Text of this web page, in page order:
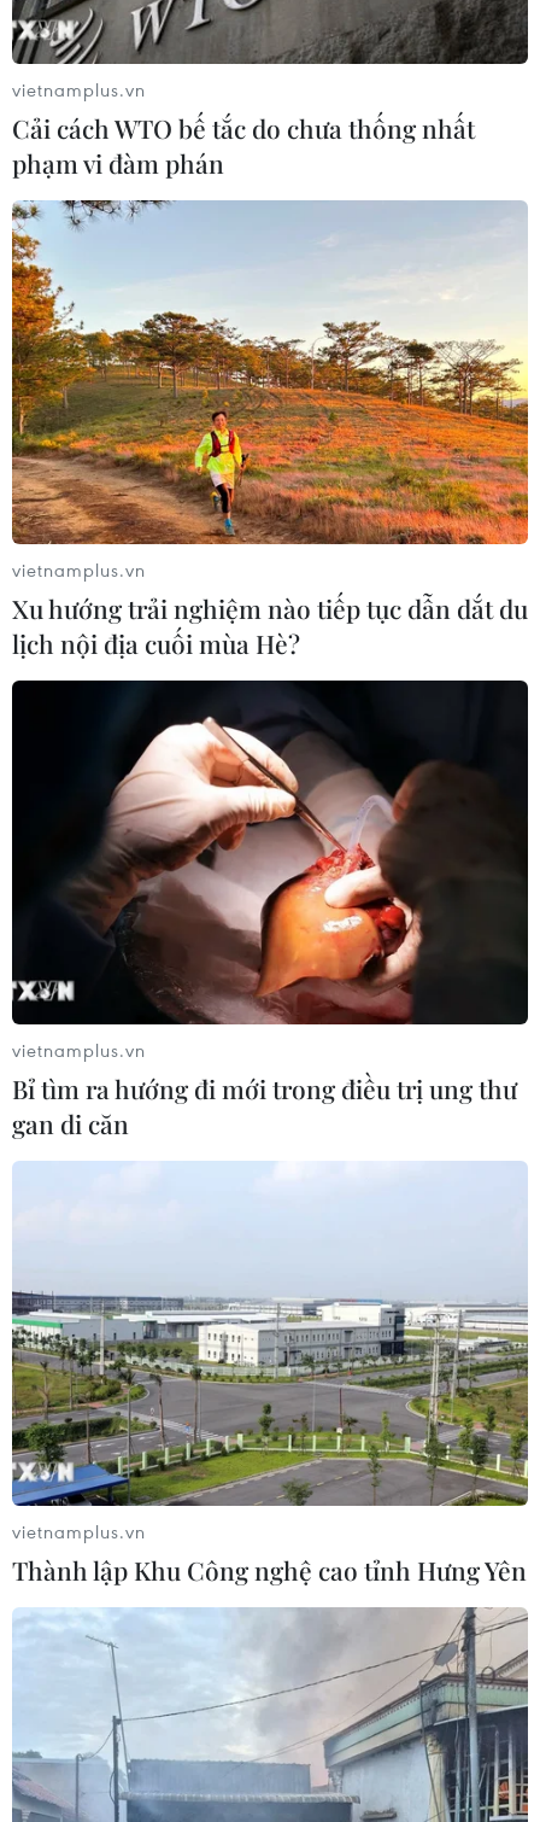
vietnamplus.vn
Cải cách WTO bế tắc do chưa thống nhất
phạm vi đàm phán
vietnamplus.vn
Xu hướng trải nghiệm nào tiếp tục dẫn dắt du
lịch nội địa cuối mùa Hè?
vietnamplus.vn
Bỉ tìm ra hướng đi mới trong điều trị ung thư
gan di căn
vietnamplus.vn
Thành lập Khu Công nghệ cao tỉnh Hưng Yên